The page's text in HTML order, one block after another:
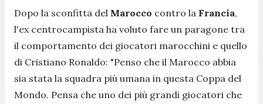
Dopo la sconfitta del Marocco contro la Francia,
l'ex centrocampista ha voluto fare un paragone tra
il comportamento dei giocatori marocchini e quello
di Cristiano Ronaldo: "Penso che il Marocco abbia
sia stata la squadra più umana in questa Coppa del
Mondo. Pensa che uno dei più grandi giocatori che